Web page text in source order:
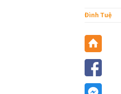
Đình Tuệ